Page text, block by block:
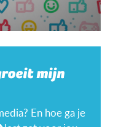
mijn
En hoe ga je